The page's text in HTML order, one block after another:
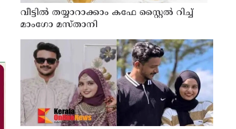
വീട്ടിൽ തയ്യാറാക്കാം കഫേ സ്റ്റൈൽ റിച്ച്
മാംഗോ മസ്താനി